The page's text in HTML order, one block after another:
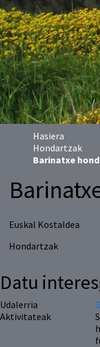
Hasiera
Hondartzak
Barinatxe
Euskal Kostaldea
Hondartzak
Datu
Udalerria
Aktivitateak